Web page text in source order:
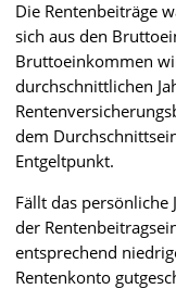
Die Rentenbeiträge
sich aus den
Bruttoeinkommen
durchschnittlichen
dem
Entgeltpunkt.
Fällt das
der
entsprechend
Rentenkonto